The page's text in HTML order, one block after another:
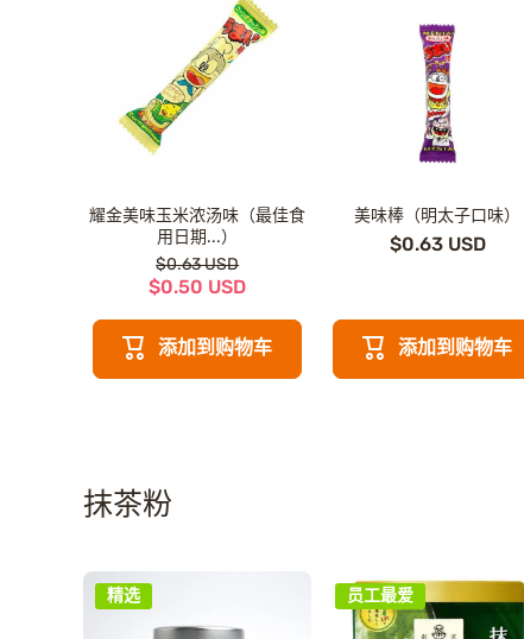
耀金美味玉米浓汤味（最佳食
用日期...）
$0.63 USD
$0.50 USD
添加到购物车
美味棒（明太子口味）
$0.63 USD
添加到购物车
抹茶粉
精选 员工最爱